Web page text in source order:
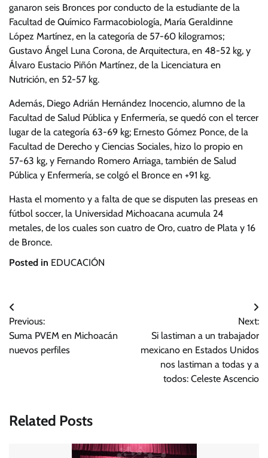
ganaron seis Bronces por conducto de la estudiante de la
Facultad de Químico Farmacobiología, María Geraldinne
López Martínez, en la categoría de 57-60 kilogramos;
Gustavo Ángel Luna Corona, de Arquitectura, en 48-52 kg, y
Álvaro Eustacio Piñón Martínez, de la Licenciatura en
Nutrición, en 52-57 kg.
Además, Diego Adrián Hernández Inocencio, alumno de la
Facultad de Salud Pública y Enfermería, se quedó con el tercer
lugar de la categoría 63-69 kg; Ernesto Gómez Ponce, de la
Facultad de Derecho y Ciencias Sociales, hizo lo propio en
57-63 kg, y Fernando Romero Arriaga, también de Salud
Pública y Enfermería, se colgó el Bronce en +91 kg.
Hasta el momento y a falta de que se disputen las preseas en
fútbol soccer, la Universidad Michoacana acumula 24
metales, de los cuales son cuatro de Oro, cuatro de Plata y 16
de Bronce.
Posted in EDUCACIÓN
Navegación
de
entradas
Previous:
Suma PVEM en Michoacán
nuevos perfiles
Next:
Si lastiman a un trabajador
mexicano en Estados Unidos
nos lastiman a todas y a
todos: Celeste Ascencio
Related Posts